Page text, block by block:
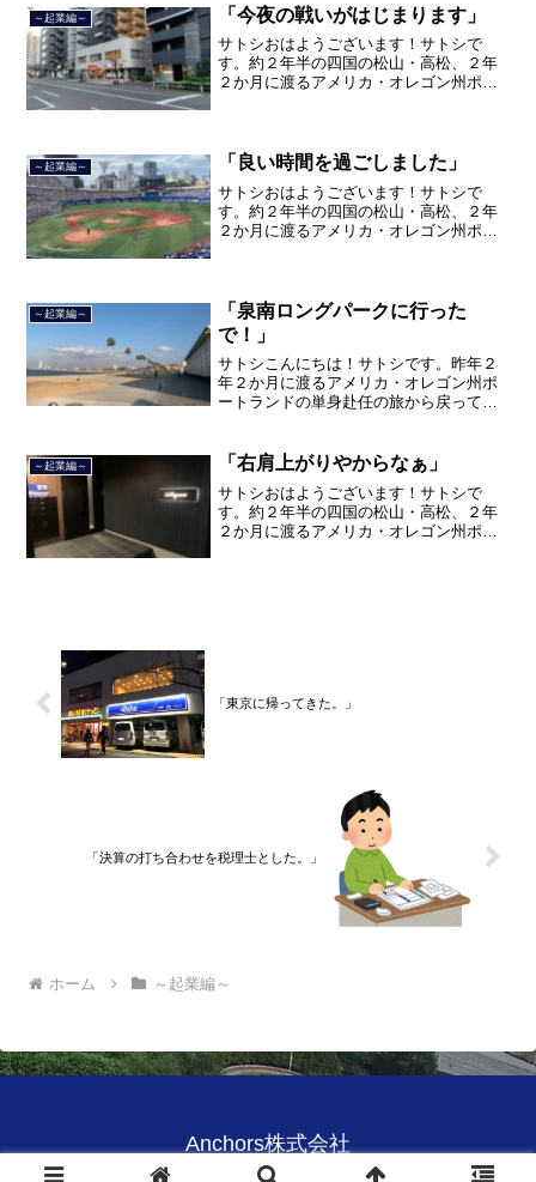
て、２０２１年３月９日より東...
～起業編～ 「今夜の戦いがはじまります」
サトシおはようございます！サトシで
す。約２年半の四国の松山・高松、２年
２か月に渡るアメリカ・オレゴン州ポー
て、２０２１年３月９日より東...
～起業編～ 「良い時間を過ごしました」
サトシおはようございます！サトシで
す。約２年半の四国の松山・高松、２年
２か月に渡るアメリカ・オレゴン州ポー
て、２０２１年３月９日より東...
～起業編～
「泉南ロングパークに行った
で！」
サトシこんにちは！サトシです。昨年２
年２か月に渡るアメリカ・オレゴン州ポ
ートランドの単身赴任の旅から戻ってき
で２３年間のサラリーマン人生を卒業
し、東京都品川区南大井で不...
～起業編～ 「右肩上がりやからなぁ」
サトシおはようございます！サトシで
す。約２年半の四国の松山・高松、２年
２か月に渡るアメリカ・オレゴン州ポー
「東京に帰ってきた。」
「決算の打ち合わせを税理士とした。」
ホーム ～起業編～
Anchors株式会社
© 2020 Anchors株式会社.